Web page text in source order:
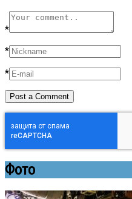
*
*
*
Фото